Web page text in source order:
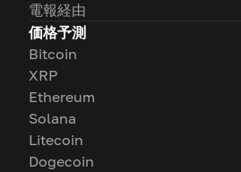
電報経由
価格予測
Bitcoin
XRP
Ethereum
Solana
Litecoin
Dogecoin